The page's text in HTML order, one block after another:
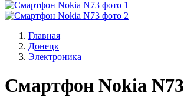
Главная
Донецк
Электроника
Смартфон Nokia N73